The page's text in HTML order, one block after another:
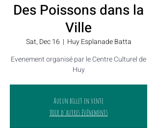
Des Poissons dans la
Ville
Sat, Dec 16
  |
Huy Esplanade Batta
Evenement organisé par le Centre Culturel de
Huy
Aucun billet en vente
Voir d'autres événements